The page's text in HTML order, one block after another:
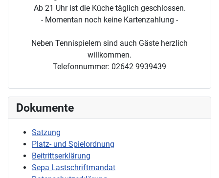
Ab 21 Uhr ist die Küche täglich geschlossen.
- Momentan noch keine Kartenzahlung -
Neben Tennispielern sind auch Gäste herzlich
willkommen.
Telefonnummer: 02642 9939439
Dokumente
Satzung
Platz- und Spielordnung
Beitrittserklärung
Sepa Lastschriftmandat